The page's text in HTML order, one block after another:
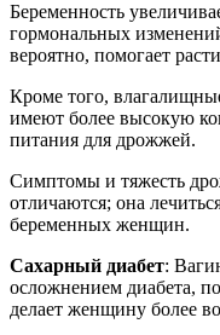
Беременность
гормональных
вероятно, помогает
Кроме того,
имеют более высокую
питания для дрожжей.
Симптомы и тяжесть
отличаются; она
беременных женщин.
Сахарный диабет:
осложнением диабета,
делает женщину более